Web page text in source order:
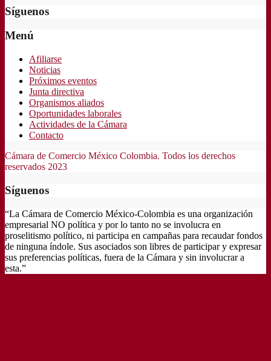
Síguenos
Menú
Afiliarse
Noticias
Próximos eventos
Junta directiva
Organismos aliados
Oportunidades laborales
Actividades de la Cámara
Contacto
Cámara de Comercio México Colombia. Todos los derechos
reservados 2023
Síguenos
“La Cámara de Comercio México-Colombia es una organización
empresarial NO política y por lo tanto no se involucra en
proselitismo político, ni participa en campañas para recaudar fondos
de ninguna índole. Sus asociados son libres de participar y expresar
sus preferencias políticas, fuera de la Cámara y sin involucrar a
esta.”